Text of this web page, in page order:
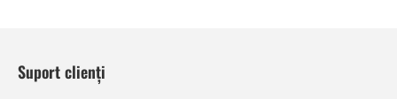
Suport clienți